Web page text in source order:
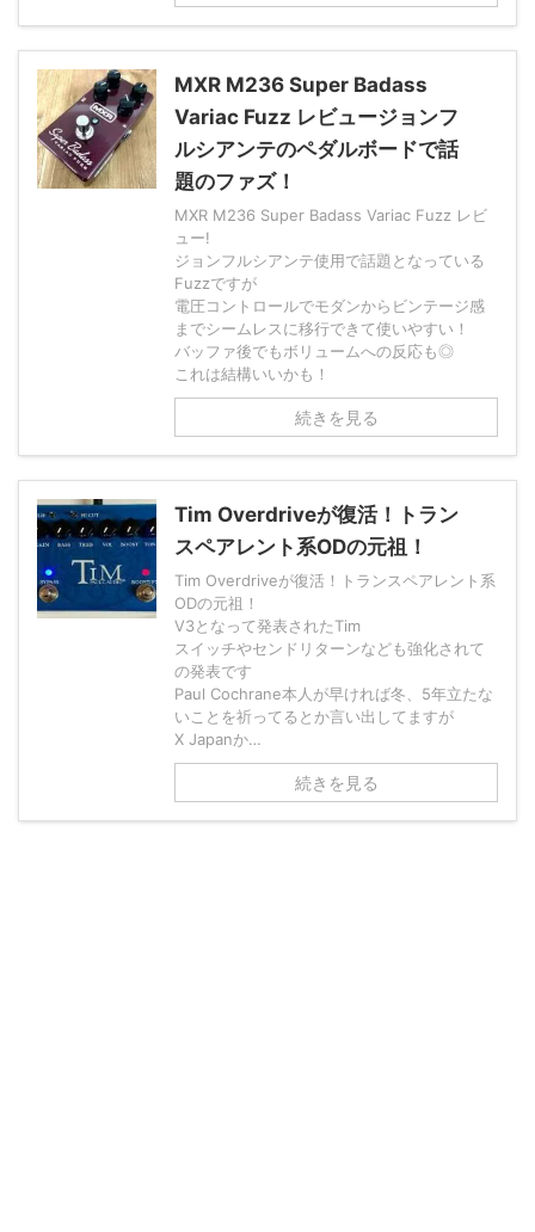
MXR M236 Super Badass
Variac Fuzz レビュージョンフ
ルシアンテのペダルボードで話
題のファズ！
MXR M236 Super Badass Variac Fuzz レビ
ュー!
ジョンフルシアンテ使用で話題となっている
Fuzzですが
電圧コントロールでモダンからビンテージ感
までシームレスに移行できて使いやすい！
バッファ後でもボリュームへの反応も◎
これは結構いいかも！
続きを見る
Tim Overdriveが復活！トラン
スペアレント系ODの元祖！
Tim Overdriveが復活！トランスペアレント系
ODの元祖！
V3となって発表されたTim
スイッチやセンドリターンなども強化されて
の発表です
Paul Cochrane本人が早ければ冬、5年立たな
いことを祈ってるとか言い出してますが
X Japanか…
続きを見る